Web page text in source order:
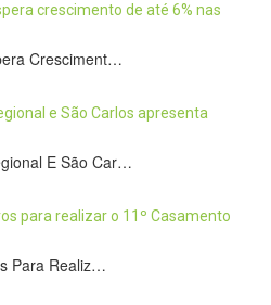
Cresciment…
E São Car…
Para Realiz…